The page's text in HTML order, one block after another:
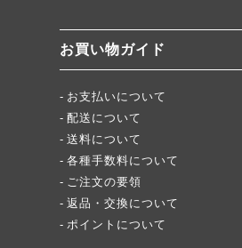
「頂・その先」圧倒的美味！
お買い物ガイド
お支払いについて
配送について
送料について
各種手数料について
ご注文の要領
返品・交換について
ポイントについて